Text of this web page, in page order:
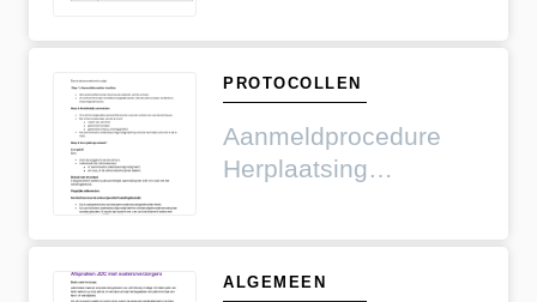
PROTOCOLLEN
Aanmeldprocedure
Herplaatsing
ALGEMEEN